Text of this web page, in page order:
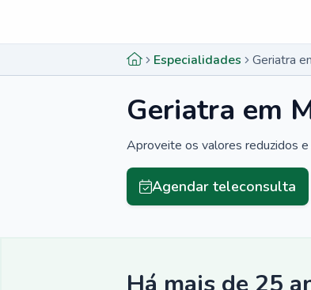
Especialidades Geriatra
Geriatra em
Aproveite os valores reduzidos
Agendar teleconsulta